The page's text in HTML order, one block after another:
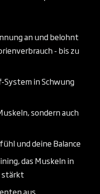
an und belohnt
- bis zu
in Schwung
sondern auch
und deine Balance
das Muskeln in
stärkt
aus